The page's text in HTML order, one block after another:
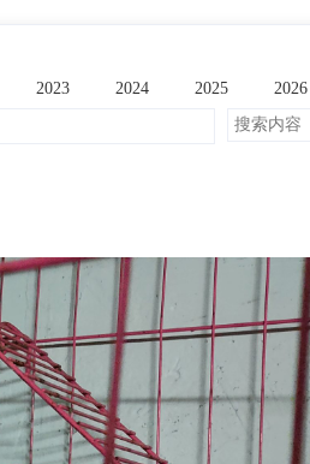
2023 2024 2025 2026